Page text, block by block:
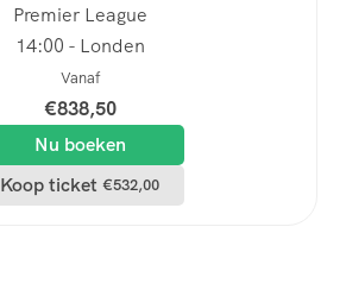
Premier League
14:00 - Londen
Vanaf
€838,50
Nu boeken
Koop ticket €532,00